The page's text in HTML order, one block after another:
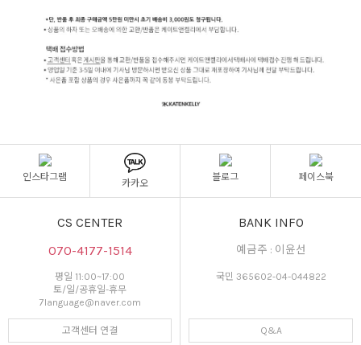
인스타그램
카카오
블로그 페이스북
CS CENTER
070-4177-1514
평일 11:00~17:00
토/일/공휴일-휴무
7language@naver.com
고객센터 연결
BANK INFO
예금주 : 이윤선
국민 365602-04-044822
Q&A